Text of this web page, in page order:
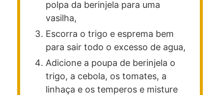
polpa da berinjela para uma
vasilha,
Escorra o trigo e esprema bem
para sair todo o excesso de agua,
Adicione a poupa de berinjela o
trigo, a cebola, os tomates, a
linhaça e os temperos e misture